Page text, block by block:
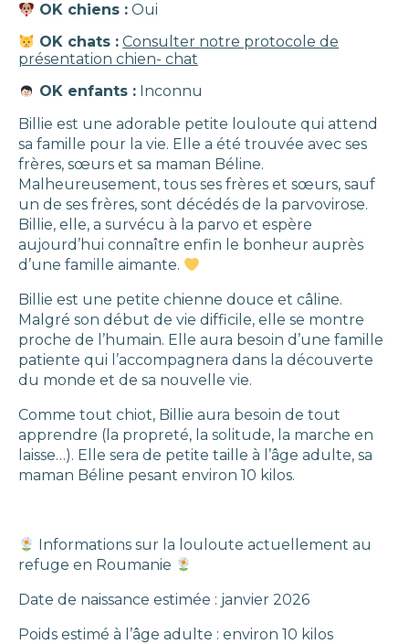
OK chiens : Oui
OK chats : Consulter notre protocole de
présentation chien- chat
OK enfants : Inconnu
Billie est une adorable petite louloute qui attend
sa famille pour la vie. Elle a été trouvée avec ses
frères, sœurs et sa maman Béline.
Malheureusement, tous ses frères et sœurs, sauf
un de ses frères, sont décédés de la parvovirose.
Billie, elle, a survécu à la parvo et espère
aujourd’hui connaître enfin le bonheur auprès
d’une famille aimante.
Billie est une petite chienne douce et câline.
Malgré son début de vie difficile, elle se montre
proche de l’humain. Elle aura besoin d’une famille
patiente qui l’accompagnera dans la découverte
du monde et de sa nouvelle vie.
Comme tout chiot, Billie aura besoin de tout
apprendre (la propreté, la solitude, la marche en
laisse…). Elle sera de petite taille à l’âge adulte, sa
maman Béline pesant environ 10 kilos.
Informations sur la louloute actuellement au
refuge en Roumanie
Date de naissance estimée : janvier 2026
Poids estimé à l’âge adulte : environ 10 kilos